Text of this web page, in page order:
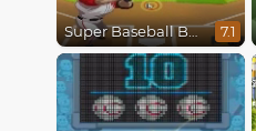
Super Baseball Batting Derby 7.1